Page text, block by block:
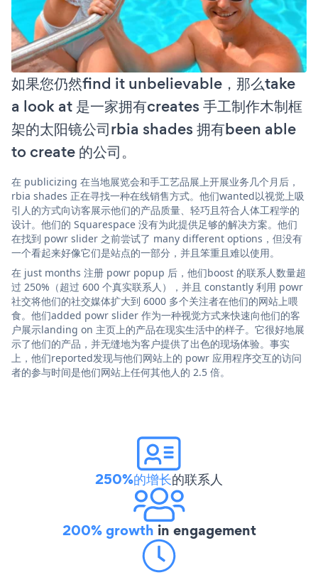
如果您仍然find it unbelievable，那么take
a look at 是一家拥有creates 手工制作木制框
架的太阳镜公司rbia shades 拥有been able
to create 的公司。
在 publicizing 在当地展览会和手工艺品展上开展业务几个月后，
rbia shades 正在寻找一种在线销售方式。他们wanted以视觉上吸
引人的方式向访客展示他们的产品质量、轻巧且符合人体工程学的
设计。他们的 Squarespace 没有为此提供足够的解决方案。他们
在找到 powr slider 之前尝试了 many different options，但没有
一个看起来好像它们是站点的一部分，并且笨重且难以使用。
在 just months 注册 powr popup 后，他们boost 的联系人数量超
过 250%（超过 600 个真实联系人），并且 constantly 利用 powr
社交将他们的社交媒体扩大到 6000 多个关注者在他们的网站上喂
食。他们added powr slider 作为一种视觉方式来快速向他们的客
户展示landing on 主页上的产品在现实生活中的样子。它很好地展
示了他们的产品，并无缝地为客户提供了出色的现场体验。事实
上，他们reported发现与他们网站上的 powr 应用程序交互的访问
者的参与时间是他们网站上任何其他人的 2.5 倍。
250%的增长的联系人
200% growth in engagement